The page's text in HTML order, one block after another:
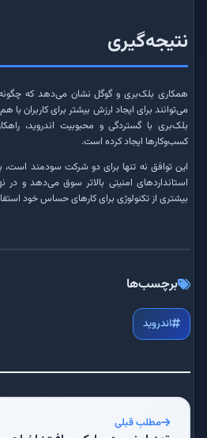
نتیجه‌گیری
همکاری بلک‌بری و گوگل نشان می‌دهد که
می‌توانند برای ایجاد ارزش بیشتر برای کاربران با
بلک‌بری با گستردگی و محبوبیت اندروید،
کسب‌وکارها ایجاد کرده است.
این توافق نه تنها برای دو شرکت سودمند
استانداردهای امنیتی بالاتر سوق می‌دهد و در
بیشتری از تکنولوژی برای کارهای حساس خود
برچسب‌ها
اندروید
مطلب قبلی